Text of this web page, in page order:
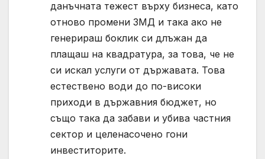
данъчната тежест върху бизнеса, като
отново промени ЗМД и така ако не
генерираш боклик си длъжан да
плащаш на квадратура, за това, че не
си искал услуги от държавата. Това
естествено води до по-високи
приходи в държавния бюджет, но
също така да забави и убива частния
сектор и целенасочено гони
инвеститорите.